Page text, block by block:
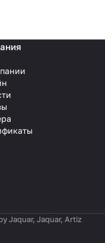
Jaquar, Jaquar, Artiz